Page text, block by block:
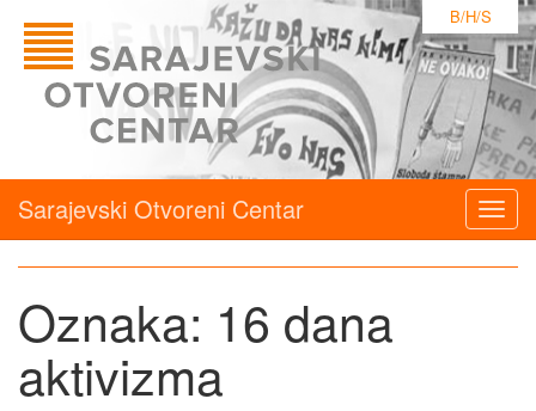
B/H/S
Sarajevski Otvoreni Centar
Oznaka: 16 dana
aktivizma